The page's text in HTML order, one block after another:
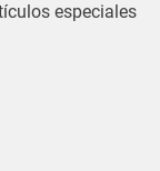
especiales